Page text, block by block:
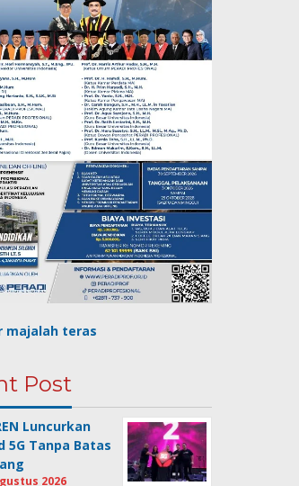
Post
Luncurkan
5G Tanpa Batas
2026